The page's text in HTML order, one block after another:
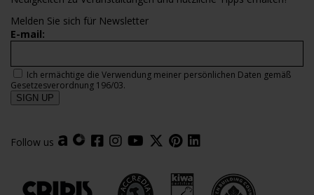
Melden Sie sich für Newsletter
E-mail:
Ich ermächtige die Verwendung meiner persönlichen Daten gemäß
Gesetzesverordnung 196/03.
Follow us